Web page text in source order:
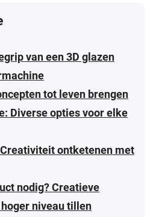
van een 3D glazen
tot leven brengen
Diverse opties voor elke
ontketenen met
nodig? Creatieve
niveau tillen